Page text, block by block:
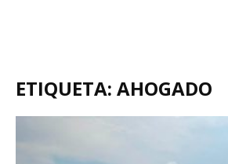
ETIQUETA: AHOGADO